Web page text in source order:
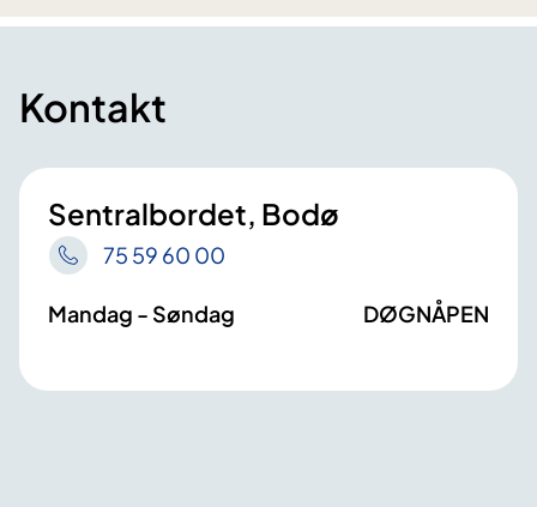
Kontakt
Sentralbordet, Bodø
75 59 60 00
Mandag - Søndag DØGNÅPEN